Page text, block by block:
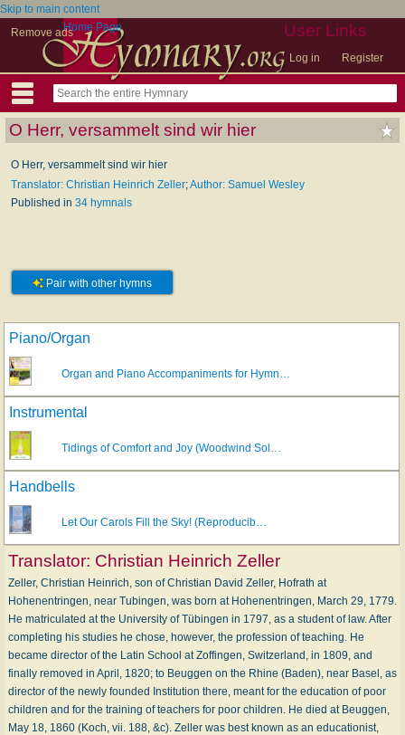
Skip to main content
Remove ads
User Links
Log in Register
Home Page
O Herr, versammelt sind wir hier
O Herr, versammelt sind wir hier
Translator: Christian Heinrich Zeller;Author: Samuel Wesley
Published in 34 hymnals
Pair with other hymns
Piano/Organ
Organ and Piano Accompaniments for Hymn…
Instrumental
Tidings of Comfort and Joy (Woodwind Sol…
Handbells
Let Our Carols Fill the Sky! (Reproducib…
Translator: Christian Heinrich Zeller
Zeller, Christian Heinrich, son of Christian David Zeller, Hofrath at
Hohenentringen, near Tubingen, was born at Hohenentringen, March 29, 1779.
He matriculated at the University of Tübingen in 1797, as a student of law. After
completing his studies he chose, however, the profession of teaching. He
became director of the Latin School at Zoffingen, Switzerland, in 1809, and
finally removed in April, 1820; to Beuggen on the Rhine (Baden), near Basel, as
director of the newly founded Institution there, meant for the education of poor
children and for the training of teachers for poor children. He died at Beuggen,
May 18, 1860 (Koch, vii. 188, &c). Zeller was best known as an educationist,